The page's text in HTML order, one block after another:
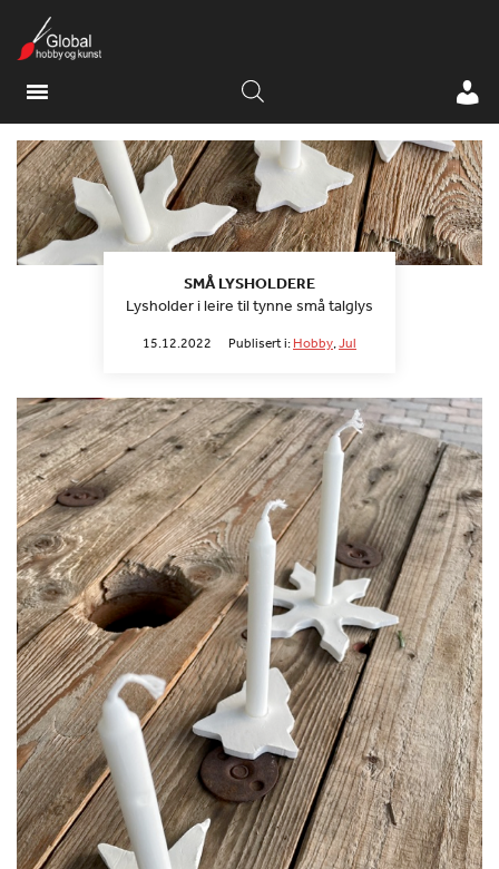
SMÅ LYSHOLDERE
Lysholder i leire til tynne små talglys
15.12.2022 Publisert i:Hobby,Jul